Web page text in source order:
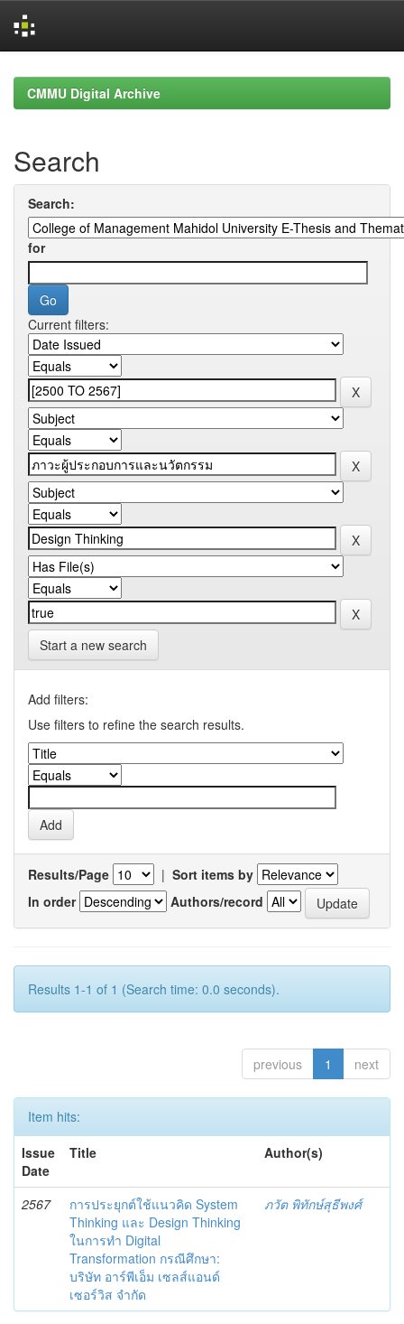
navigationCMMU Digital Archive
Search
Search:
for
Current filters:
Start a new search
Add filters:
Use filters to refine the search results.
Results/Page | Sort items by
In order
Authors/record
Results 1-1 of 1 (Search time: 0.0 seconds).
previous 1 next
Item hits:
Issue
Date
Title Author(s)
2567
การประยุกต์ใช้แนวคิด System
Thinking และ Design Thinking
ในการทำ Digital
Transformation กรณีศึกษา:
บริษัท อาร์พีเอ็ม เซลส์แอนด์
เซอร์วิส จำกัด
ภวัต พิทักษ์สุธีพงศ์